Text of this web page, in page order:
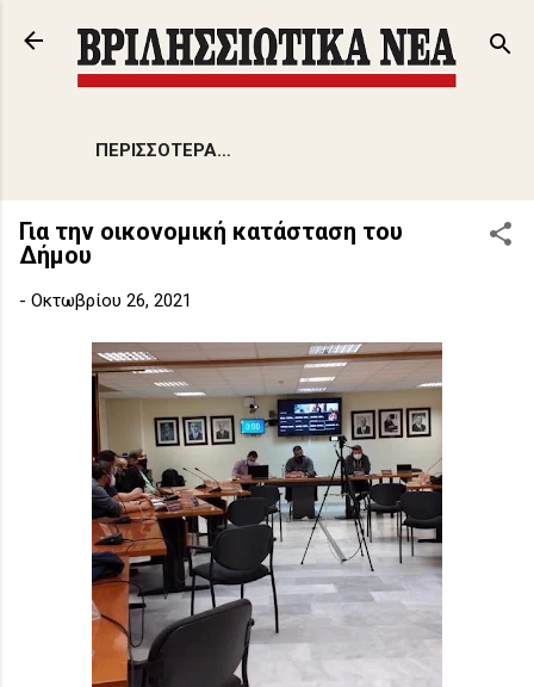
Μετάβαση στο κύριο περιεχόμενο
ΠΕΡΙΣΣΌΤΕΡΑ…
Για την οικονομική κατάσταση του
Δήμου
- Οκτωβρίου 26, 2021